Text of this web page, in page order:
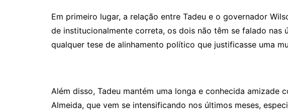
Em primeiro lugar, a relação entre Tadeu e o governador
de institucionalmente correta, os dois não têm se falado nas
qualquer tese de alinhamento político que justificasse uma
Além disso, Tadeu mantém uma longa e conhecida amizade
Almeida, que vem se intensificando nos últimos meses,